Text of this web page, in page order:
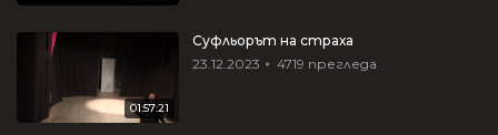
01:57:21
Суфльорът на страха
23.12.2023
4719 прегледа